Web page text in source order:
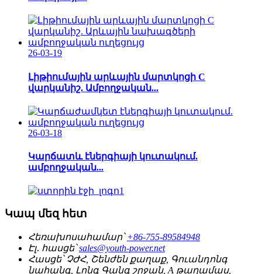
26-03-19
Լիթիումային արևային մարտկոցի C
վարկանիշ. Ամբողջական...
26-03-18
Կարճատև էներգիայի կուտակում.
ամբողջական...
Կապ մեզ հետ
Հեռախոսահամար՝ +86-755-89584948
Էլ․ հասցե՝ sales@youth-power.net
Հասցե՝ ՉԺՀ, Շենժեն քաղաք, Գուանդոնգ
նահանգ, Լոնգ Գանգ շրջան, A թաղամաս,